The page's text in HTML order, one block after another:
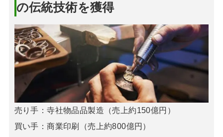
の伝統技術を獲得
売り手：寺社物品品製造（売上約150億円）
買い手：商業印刷（売上約800億円）